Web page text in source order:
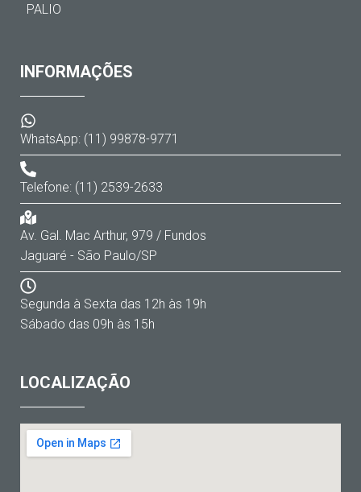
PALIO
INFORMAÇÕES
WhatsApp: (11) 99878-9771
Telefone: (11) 2539-2633
Av. Gal. Mac Arthur, 979 / Fundos
Jaguaré - São Paulo/SP
Segunda à Sexta das 12h às 19h
Sábado das 09h às 15h
LOCALIZAÇÃO